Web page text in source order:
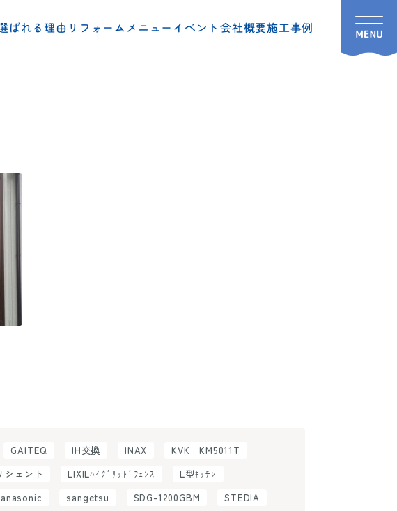
ばれる理由 リフォームメニュー イベント 会社概要施工事例
GAITEQ IH交換 INAX
KVK KM5011T
シェント LIXILﾊｲｸﾞﾘｯﾄﾞﾌｪﾝｽ
L型ｷｯﾁﾝ
sangetsu SDG-1200GBM
STEDIA